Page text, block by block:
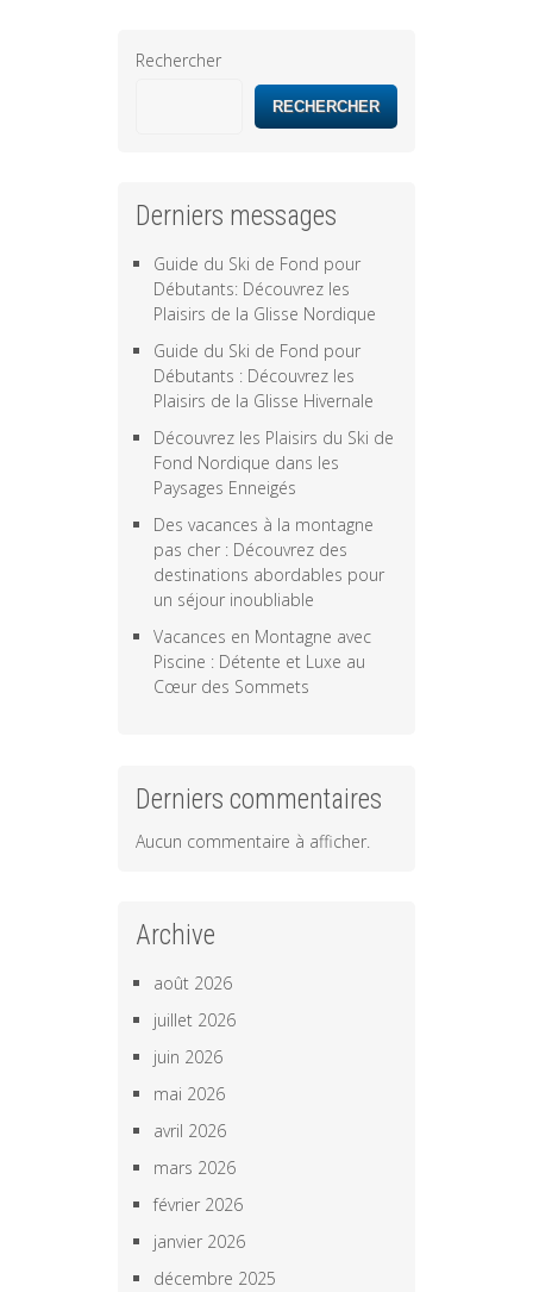
Rechercher
RECHERCHER
Derniers messages
Guide du Ski de Fond pour
Débutants: Découvrez les
Plaisirs de la Glisse Nordique
Guide du Ski de Fond pour
Débutants : Découvrez les
Plaisirs de la Glisse Hivernale
Découvrez les Plaisirs du Ski de
Fond Nordique dans les
Paysages Enneigés
Des vacances à la montagne
pas cher : Découvrez des
destinations abordables pour
un séjour inoubliable
Vacances en Montagne avec
Piscine : Détente et Luxe au
Cœur des Sommets
Derniers commentaires
Aucun commentaire à afficher.
Archive
août 2026
juillet 2026
juin 2026
mai 2026
avril 2026
mars 2026
février 2026
janvier 2026
décembre 2025